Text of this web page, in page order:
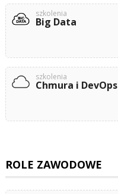
szkolenia
Big Data
szkolenia
Chmura i DevOps
ROLE ZAWODOWE